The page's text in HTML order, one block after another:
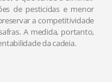
de pesticidas e menor
a competitividade
A medida, portanto,
da cadeia.